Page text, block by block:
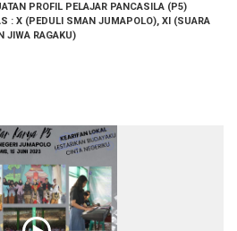
PROFIL PELAJAR PANCASILA (P5)
: X (PEDULI SMAN JUMAPOLO), XI (SUARA
JIWA RAGAKU)